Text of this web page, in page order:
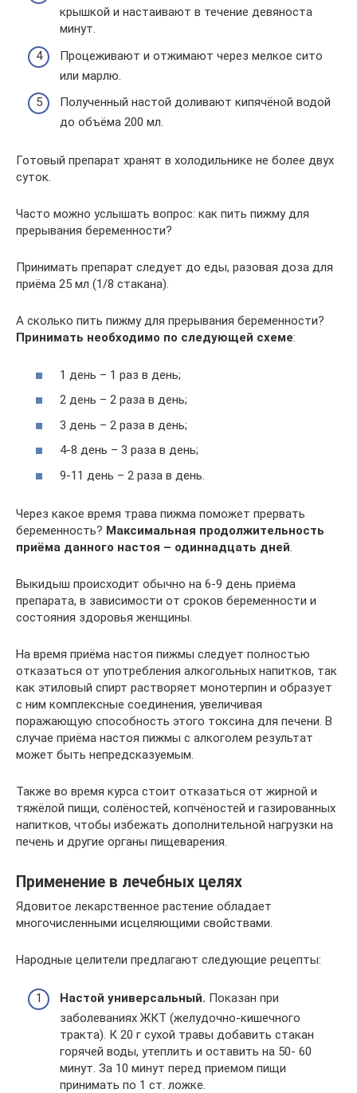
крышкой и настаивают в течение девяноста
минут.
Процеживают и отжимают через мелкое сито
или марлю.
Полученный настой доливают кипячёной водой
до объёма 200 мл.
Готовый препарат хранят в холодильнике не более двух
суток.
Часто можно услышать вопрос: как пить пижму для
прерывания беременности?
Принимать препарат следует до еды, разовая доза для
приёма 25 мл (1/8 стакана).
А сколько пить пижму для прерывания беременности?
Принимать необходимо по следующей схеме:
1 день – 1 раз в день;
2 день – 2 раза в день;
3 день – 2 раза в день;
4-8 день – 3 раза в день;
9-11 день – 2 раза в день.
Через какое время трава пижма поможет прервать
беременность? Максимальная продолжительность
приёма данного настоя – одиннадцать дней
Выкидыш происходит обычно на 6-9 день приёма
препарата, в зависимости от сроков беременности и
состояния здоровья женщины.
На время приёма настоя пижмы следует полностью
отказаться от употребления алкогольных напитков, так
как этиловый спирт растворяет монотерпин и образует
с ним комплексные соединения, увеличивая
поражающую способность этого токсина для печени. В
случае приёма настоя пижмы с алкоголем результат
может быть непредсказуемым.
Также во время курса стоит отказаться от жирной и
тяжёлой пищи, солёностей, копчёностей и газированных
напитков, чтобы избежать дополнительной нагрузки на
печень и другие органы пищеварения.
Применение в лечебных целях
Ядовитое лекарственное растение обладает
многочисленными исцеляющими свойствами.
Народные целители предлагают следующие рецепты:
Настой универсальный. Показан при
заболеваниях ЖКТ (желудочно-кишечного
тракта). К 20 г сухой травы добавить стакан
горячей воды, утеплить и оставить на 50- 60
минут. За 10 минут перед приемом пищи
принимать по 1 ст. ложке.